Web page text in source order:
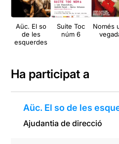
Aüc. El so
de les
esquerdes
Suite Toc
núm 6
Només
Ha participat a
Aüc. El so de les
Ajudantia de direcció